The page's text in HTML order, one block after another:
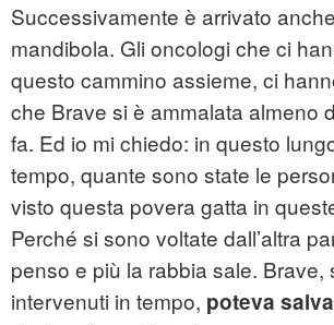
Successivamente è arrivato
mandibola. Gli oncologi che ci
questo cammino assieme, ci
che Brave si è ammalata almeno
fa. Ed io mi chiedo: in questo
tempo, quante sono state le
visto questa povera gatta in
Perché si sono voltate dall’altra
penso e più la rabbia sale. Brave,
intervenuti in tempo, poteva